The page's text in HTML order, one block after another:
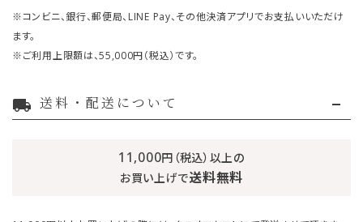
※コンビニ、銀行、郵便局、LINE Pay、その他決済アプリでお支払いいただけ
ます。
※ご利用上限額は、55,000円（税込）です。
local_shipping 送料・配送について
11,000円（税込）以上の
お買い上げで送料無料